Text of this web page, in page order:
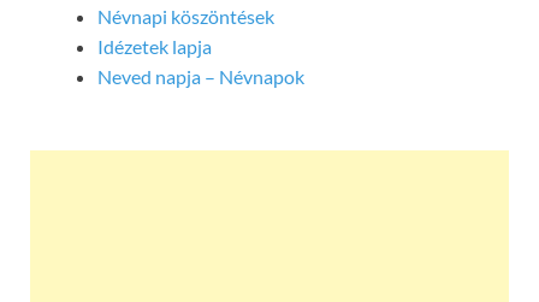
Névnapi köszöntések
Idézetek lapja
Neved napja – Névnapok